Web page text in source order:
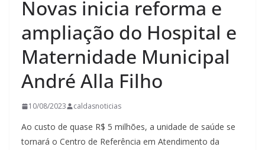
Novas inicia reforma e
ampliação do Hospital e
Maternidade Municipal
André Alla Filho
10/08/2023 caldasnoticias
Ao custo de quase R$ 5 milhões, a unidade de saúde se
tornará o Centro de Referência em Atendimento da